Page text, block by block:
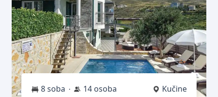
8 soba 14 osoba Kučine